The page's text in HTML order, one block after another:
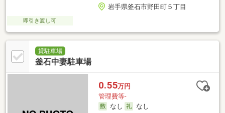
岩手県釜石市野田町５丁目
即引き渡し可
貸駐車場
釜石中妻駐車場
0.55万円
管理費等-
なし
なし